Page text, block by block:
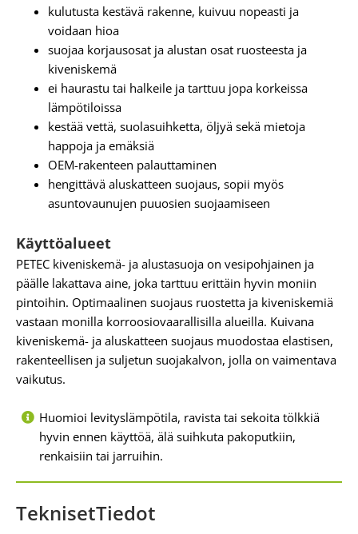
kulutusta kestävä rakenne, kuivuu nopeasti ja
voidaan hioa
suojaa korjausosat ja alustan osat ruosteesta ja
kiveniskemä
ei haurastu tai halkeile ja tarttuu jopa korkeissa
lämpötiloissa
kestää vettä, suolasuihketta, öljyä sekä mietoja
happoja ja emäksiä
OEM-rakenteen palauttaminen
hengittävä aluskatteen suojaus, sopii myös
asuntovaunujen puuosien suojaamiseen
Käyttöalueet
PETEC kiveniskemä- ja alustasuoja on vesipohjainen ja
päälle lakattava aine, joka tarttuu erittäin hyvin moniin
pintoihin. Optimaalinen suojaus ruostetta ja kiveniskemiä
vastaan monilla korroosiovaarallisilla alueilla. Kuivana
kiveniskemä- ja aluskatteen suojaus muodostaa elastisen,
rakenteellisen ja suljetun suojakalvon, jolla on vaimentava
vaikutus.
Huomioi levityslämpötila, ravista tai sekoita tölkkiä
hyvin ennen käyttöä, älä suihkuta pakoputkiin,
renkaisiin tai jarruihin.
TeknisetTiedot